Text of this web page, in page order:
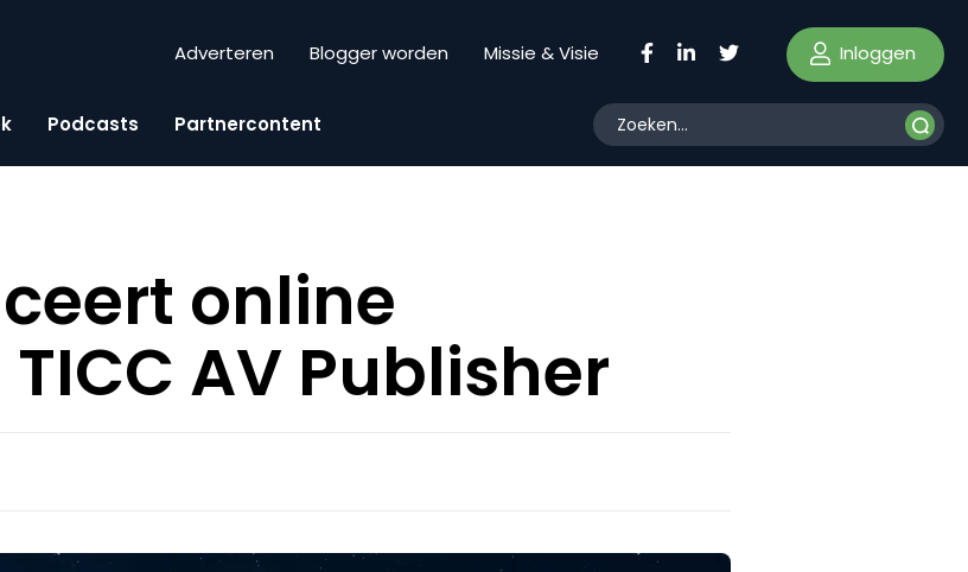
Adverteren Blogger worden Missie & Visie Inloggen
Podcasts Partnercontent
online
AV Publisher